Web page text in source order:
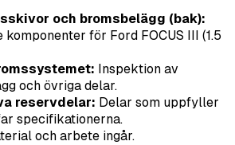
och bromsbelägg (bak):
komponenter för Ford FOCUS III (1.5
Inspektion av
och övriga delar.
reservdelar: Delar som uppfyller
specifikationerna.
och arbete ingår.